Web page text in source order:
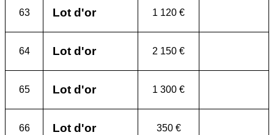
63 Lot d'or 1 120 €
64 Lot d'or 2 150 €
65 Lot d'or 1 300 €
66 Lot d'or 350 €